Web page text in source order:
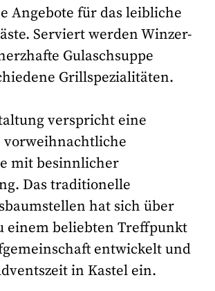
Angebote für das leibliche
Serviert werden Winzer-
Gulaschsuppe
Grillspezialitäten.
verspricht eine
vorweihnachtliche
mit besinnlicher
Das traditionelle
hat sich über
einem beliebten Treffpunkt
entwickelt und
in Kastel ein.